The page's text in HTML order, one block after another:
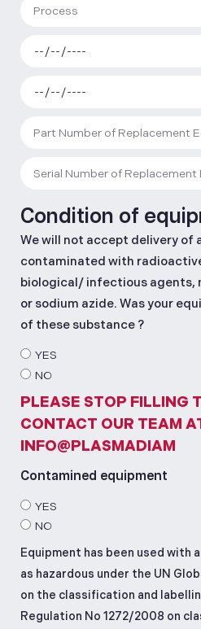
Condition of
We will not accept delivery of
contaminated with
biological/ infectious agents,
or sodium azide. Was your
of these substance ?
YES
NO
PLEASE STOP FILLING
CONTACT OUR TEAM
INFO@PLASMADIAM
Contamined equipment
YES
NO
Equipment has been used with
as hazardous under the UN
on the classification and
Regulation No 1272/2008 on